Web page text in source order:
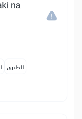
na
الطبري